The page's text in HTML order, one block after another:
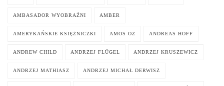
AMBASADOR WYOBRAŹNI AMBER
AMERYKAŃSKIE KSIĘŻNICZKI AMOS OZ ANDREAS HOFF
ANDREW CHILD ANDRZEJ FLÜGEL ANDRZEJ KRUSZEWICZ
ANDRZEJ MATHIASZ ANDRZEJ MICHAŁ DERWISZ